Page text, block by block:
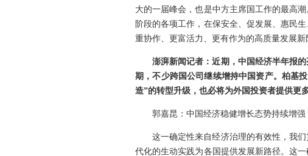
大的一届峰会，也是中方主席国工作的最高
阶段的各项工作，在保安全、促发展、惠民
重协作、更富活力、更有作为的高质量发展
澎湃新闻记者：近期，中国经济半年报
期，不少跨国公司继续增持中国资产。柏基
造”的转型升级，也必将为外国投资者提供更
郭嘉昆：中国经济稳健增长态势持续增强
这一确定性来自经济治理的有效性，我
代化的生动实践为各国提供发展新路径。这